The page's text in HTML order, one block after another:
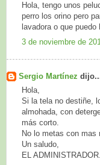
Hola, tengo unos
perro los orino pero
lavadora o que
3 de noviembre de
Sergio Martínez
Hola,
Si la tela no destiñe,
almohada, con
más corto.
No lo metas con mas
Un saludo,
EL ADMINISTRADOR.